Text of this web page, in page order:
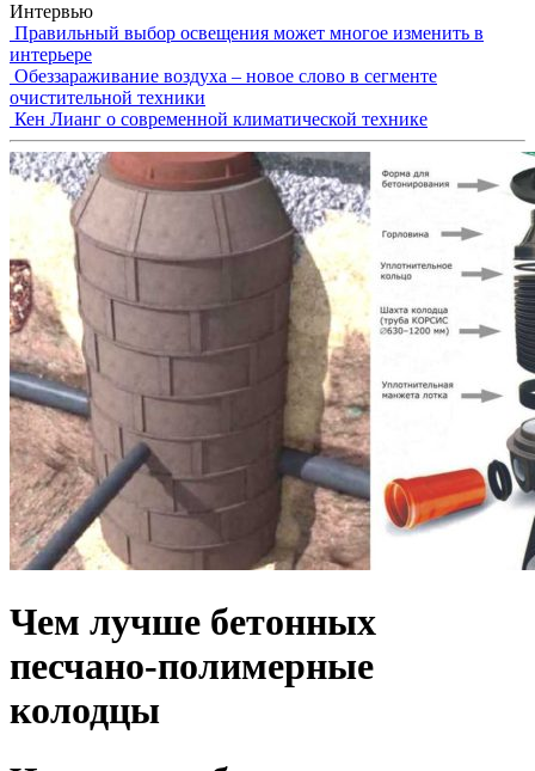
Интервью
Правильный выбор освещения может многое изменить в
интерьере
Обеззараживание воздуха – новое слово в сегменте
очистительной техники
Кен Лианг о современной климатической технике
Чем лучше бетонных
песчано-полимерные
колодцы